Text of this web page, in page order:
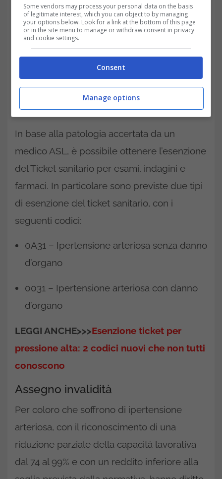
– dall’81% al 100% = cardiopatia ipertensiva
scompensata.
In base alla patologia accertata da un
medico ASL, è possibile ottenere l’esenzione
del Ticket sanitario per esami, indagini e
farmaci. In particolare sono previste due tipi
di esenzione del ticket sanitario, con i
seguenti codici:
0A31 – Ipertensione arteriosa senza danno
d’organo
0031 – Ipertensione arteriosa con danno
d’organo
LEGGI ANCHE>>>Esenzione ticket per
pressione alta: 2 codici nuovi che non tutti
conoscono
Assegno invalidità
Per coloro che soffrono di ipertensione
arteriosa, con il riconoscimento di una
riduzione parziale della capacità lavorativa
dal 74 al 99% e con un reddito inferiore alla
Some vendors may process your personal data on the basis
of legitimate interest, which you can object to by managing
your options below. Look for a link at the bottom of this page
or in the site menu to manage or withdraw consent in privacy
and cookie settings.
Consent
Manage options